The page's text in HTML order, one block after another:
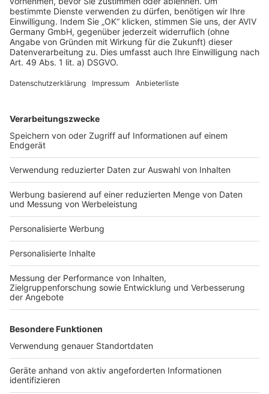
AGB-Übersicht
Datenschutz
Impressum
Services
Bauprojekt-Quiz
Häuser-Suche
Hausanbieter-Suche
Bauprojekt-Profil
Für Unternehmen
Ihre Baufirma auf bauen.de
Kostenloses Infogespräch